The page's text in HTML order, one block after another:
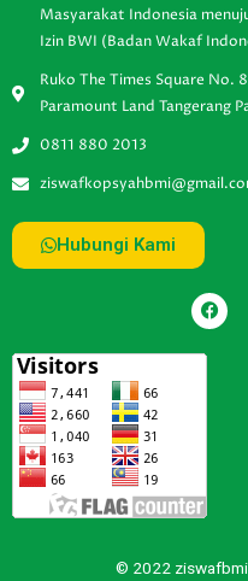
Masyarakat Indonesia
Izin BWI (Badan Wakaf
Ruko The Times Square No.
Paramount Land Tangerang
0811 880 2013
Hubungi Kami
© 2022